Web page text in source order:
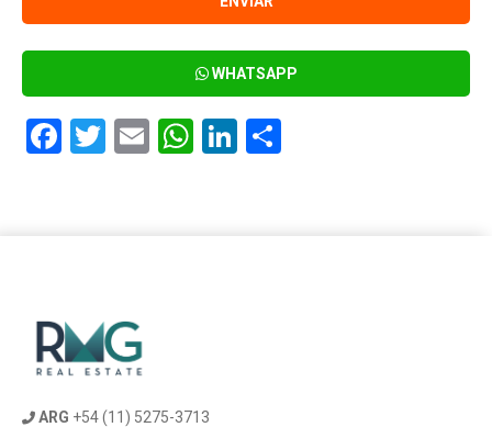
WHATSAPP
Facebook
Twitter
EmailWhatsApp
LinkedIn
ARG +54 (11) 5275-3713